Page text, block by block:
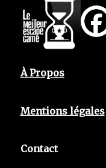
À Propos
Mentions légales
Contact